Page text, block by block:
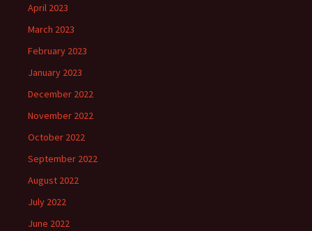
April 2023
March 2023
February 2023
January 2023
December 2022
November 2022
October 2022
September 2022
August 2022
July 2022
June 2022